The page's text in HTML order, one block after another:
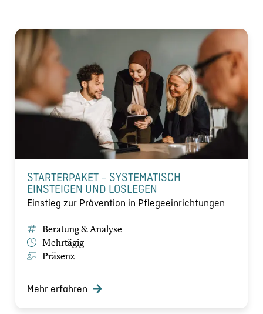
​STARTERPAKET – SYSTEMATISCH
EINSTEIGEN UND LOSLEGEN
​Einstieg zur Prävention in Pflegeeinrichtungen​
Beratung & Analyse
Mehrtägig
Präsenz
Mehr erfahren